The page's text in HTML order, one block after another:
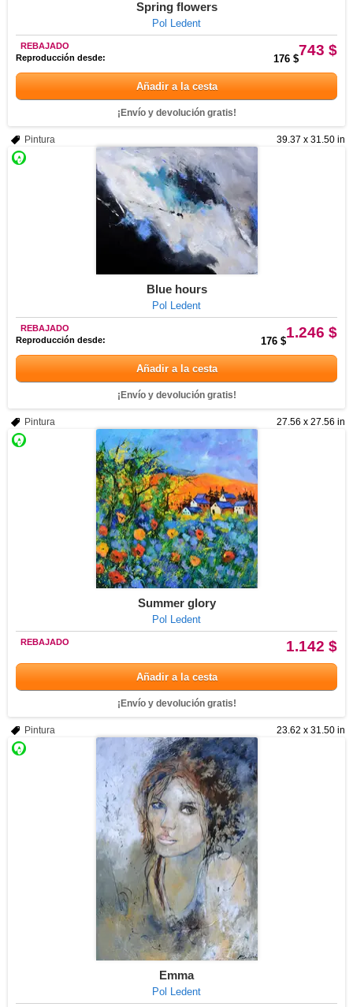
Spring flowers
Pol Ledent
743 $
REBAJADO
Reproducción desde:
176 $
Añadir a la cesta
¡Envío y devolución gratis!
39.37 x 31.50 in
Pintura
Blue hours
Pol Ledent
1.246 $
REBAJADO
Reproducción desde:
176 $
Añadir a la cesta
¡Envío y devolución gratis!
27.56 x 27.56 in
Pintura
Summer glory
Pol Ledent
1.142 $
REBAJADO
Añadir a la cesta
¡Envío y devolución gratis!
23.62 x 31.50 in
Pintura
Emma
Pol Ledent